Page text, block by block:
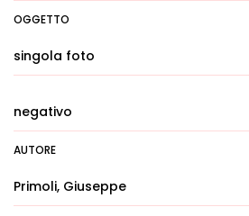
OGGETTO
singola foto
negativo
AUTORE
Primoli, Giuseppe